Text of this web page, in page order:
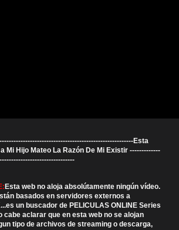
Esta
Mi Hijo Mateo La Razón De Mi Existir -------------
Esta web no aloja absolútamente ningún vídeo.
basados en servidores externos a
un buscador de PELICULAS ONLINE Series
cabe aclarar que en esta web no se alojan
tipo de archivos de streaming o descarga,